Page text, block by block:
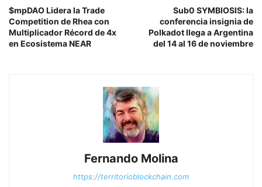
$mpDAO Lidera la Trade
Competition de Rhea con
Multiplicador Récord de 4x
en Ecosistema NEAR
Sub0 SYMBIOSIS: la
conferencia insignia de
Polkadot llega a Argentina
del 14 al 16 de noviembre
Fernando Molina
https://territorioblockchain.com